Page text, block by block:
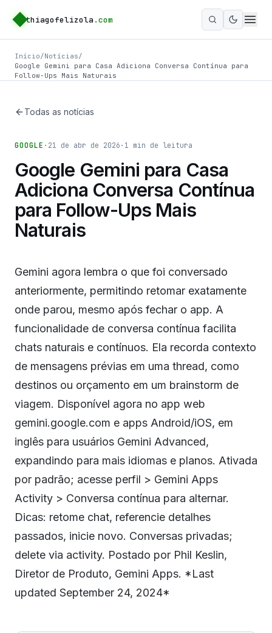
thiagofelizola .com
Ativar
Início/Notícias/
Google Gemini para Casa Adiciona Conversa Contínua para
Follow-Ups Mais Naturais
Todas as notícias
GOOGLE · 21 de abr de 2026 · 1 min de leitura
Google Gemini para Casa
Adiciona Conversa Contínua
para Follow-Ups Mais
Naturais
Gemini agora lembra o que foi conversado
anteriormente, permitindo retomar exatamente
onde parou, mesmo após fechar o app. A
funcionalidade de conversa contínua facilita
chats naturais e contínuos. Ela recorda contexto
de mensagens prévias em uma thread, como
destinos ou orçamento em um brainstorm de
viagem. Disponível agora no app web
gemini.google.com e apps Android/iOS, em
inglês para usuários Gemini Advanced,
expandindo para mais idiomas e planos. Ativada
por padrão; acesse perfil > Gemini Apps
Activity > Conversa contínua para alternar.
Dicas: retome chat, referencie detalhes
passados, inicie novo. Conversas privadas;
delete via activity. Postado por Phil Keslin,
Diretor de Produto, Gemini Apps. *Last
updated September 24, 2024*